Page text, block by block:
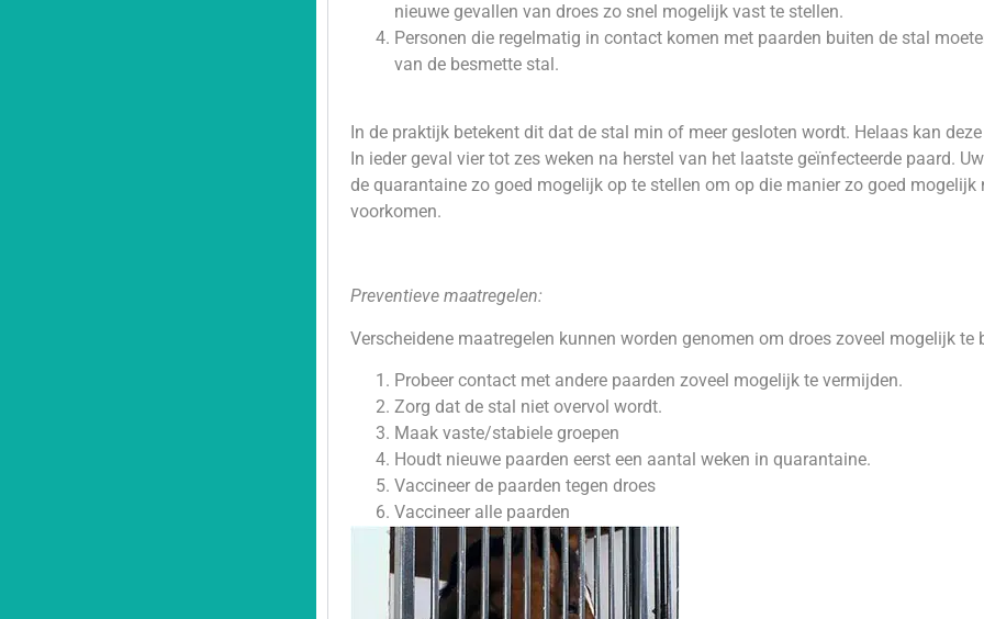
nieuwe gevallen van droes zo snel mogelijk vast te stellen.
Personen die regelmatig in contact komen met paarden buiten de stal
van de besmette stal.
In de praktijk betekent dit dat de stal min of meer gesloten wordt. Helaas kan
In ieder geval vier tot zes weken na herstel van het laatste geïnfecteerde paard.
de quarantaine zo goed mogelijk op te stellen om op die manier zo goed mogelijk
voorkomen.
Preventieve maatregelen:
Verscheidene maatregelen kunnen worden genomen om droes zoveel mogelijk te
Probeer contact met andere paarden zoveel mogelijk te vermijden.
Zorg dat de stal niet overvol wordt.
Maak vaste/stabiele groepen
Houdt nieuwe paarden eerst een aantal weken in quarantaine.
Vaccineer de paarden tegen droes
Vaccineer alle paarden